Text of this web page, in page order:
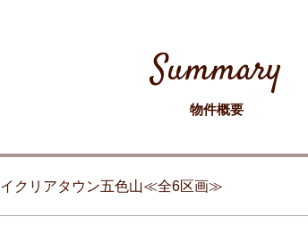
Summary
物件概要
イクリアタウン五色山≪全6区画≫